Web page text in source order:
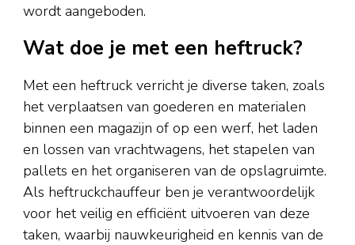
wordt aangeboden.
Wat doe je met een heftruck?
Met een heftruck verricht je diverse taken, zoals
het verplaatsen van goederen en materialen
binnen een magazijn of op een werf, het laden
en lossen van vrachtwagens, het stapelen van
pallets en het organiseren van de opslagruimte.
Als heftruckchauffeur ben je verantwoordelijk
voor het veilig en efficiënt uitvoeren van deze
taken, waarbij nauwkeurigheid en kennis van de